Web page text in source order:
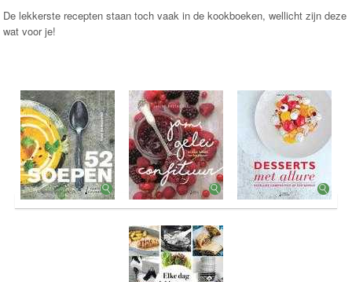
De lekkerste recepten staan toch vaak in de kookboeken, wellicht zijn deze
wat voor je!